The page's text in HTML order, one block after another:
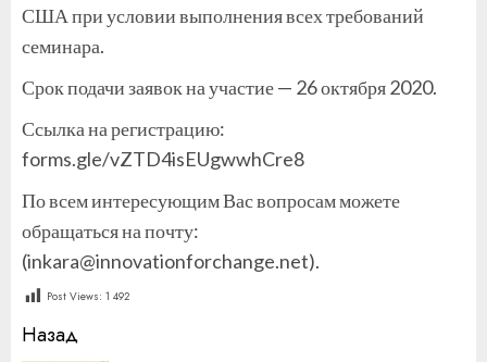
США при условии выполнения всех требований
семинара.
Срок подачи заявок на участие — 26 октября 2020.
Ссылка на регистрацию:
forms.gle/vZTD4isEUgwwhCre8
По всем интересующим Вас вопросам можете
обращаться на почту:
(inkara@innovationforchange.net).
Post Views: 1 492
Продолжить
Назад